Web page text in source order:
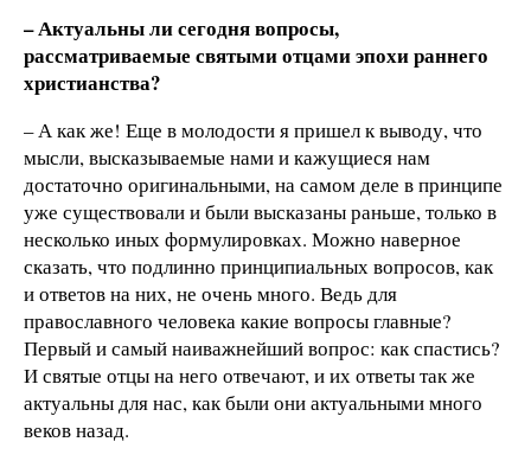
– Актуальны ли сегодня вопросы,
рассматриваемые святыми отцами эпохи раннего
христианства?
– А как же! Еще в молодости я пришел к выводу, что
мысли, высказываемые нами и кажущиеся нам
достаточно оригинальными, на самом деле в принципе
уже существовали и были высказаны раньше, только в
несколько иных формулировках. Можно наверное
сказать, что подлинно принципиальных вопросов, как
и ответов на них, не очень много. Ведь для
православного человека какие вопросы главные?
Первый и самый наиважнейший вопрос: как спастись?
И святые отцы на него отвечают, и их ответы так же
актуальны для нас, как были они актуальными много
веков назад.